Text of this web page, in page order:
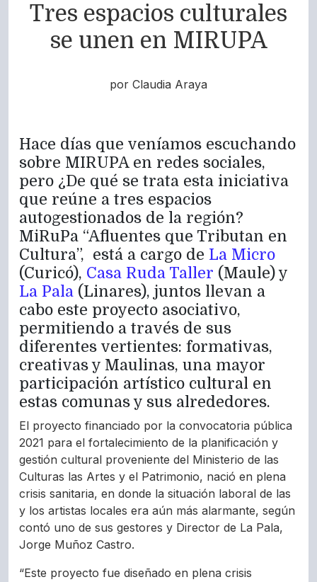
Tres espacios culturales
se unen en MIRUPA
por Claudia Araya
Hace días que veníamos escuchando
sobre MIRUPA en redes sociales,
pero ¿De qué se trata esta iniciativa
que reúne a tres espacios
autogestionados de la región?
MiRuPa “Afluentes que Tributan en
Cultura”, está a cargo de La Micro
(Curicó), Casa Ruda Taller (Maule) y
La Pala (Linares), juntos llevan a
cabo este proyecto asociativo,
permitiendo a través de sus
diferentes vertientes: formativas,
creativas y Maulinas, una mayor
participación artístico cultural en
estas comunas y sus alrededores.
El proyecto financiado por la convocatoria pública
2021 para el fortalecimiento de la planificación y
gestión cultural proveniente del Ministerio de las
Culturas las Artes y el Patrimonio, nació en plena
crisis sanitaria, en donde la situación laboral de las
y los artistas locales era aún más alarmante, según
contó uno de sus gestores y Director de La Pala,
Jorge Muñoz Castro.
“Este proyecto fue diseñado en plena crisis